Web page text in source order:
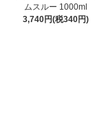
ムスルー 1000ml
3,740円(税340円)